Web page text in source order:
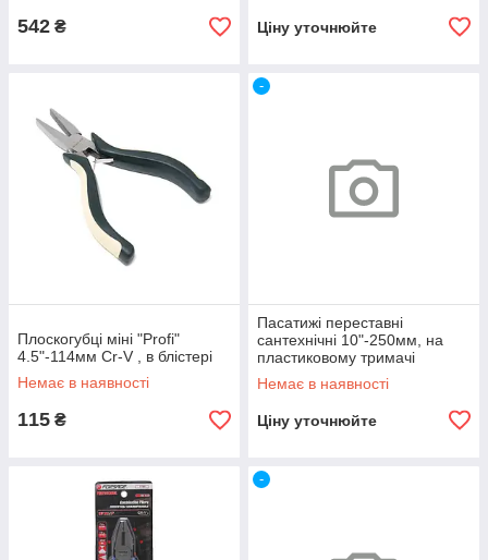
542 ₴ Ціну уточнюйте
Плоскогубці міні "Profi"
4.5"-114мм Cr-V , в блістері
Немає в наявності
115 ₴
-
Пасатижі переставні
сантехнічні 10"-250мм, на
пластиковому тримачі
KINGTUL KT-02001J-10
Немає в наявності
Ціну уточнюйте
-